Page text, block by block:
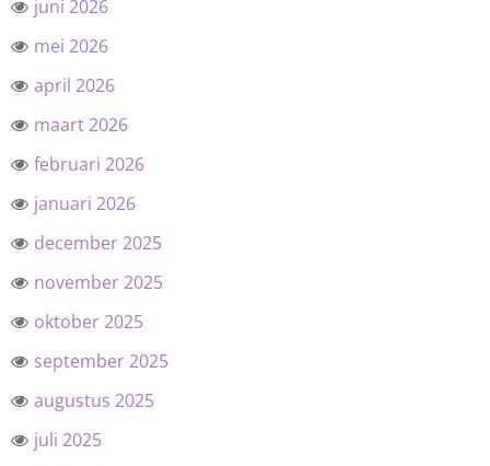
juni 2026
mei 2026
april 2026
maart 2026
februari 2026
januari 2026
december 2025
november 2025
oktober 2025
september 2025
augustus 2025
juli 2025